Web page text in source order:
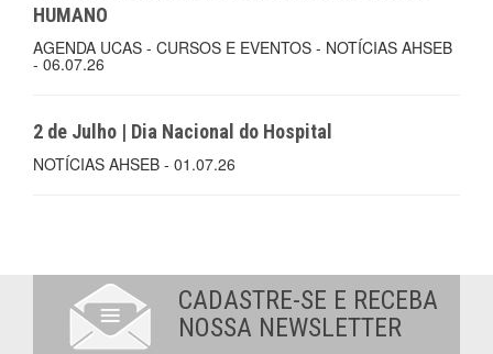
HUMANO
AGENDA UCAS - CURSOS E EVENTOS - NOTÍCIAS AHSEB
- 06.07.26
2 de Julho | Dia Nacional do Hospital
NOTÍCIAS AHSEB - 01.07.26
CADASTRE-SE E RECEBA
NOSSA NEWSLETTER